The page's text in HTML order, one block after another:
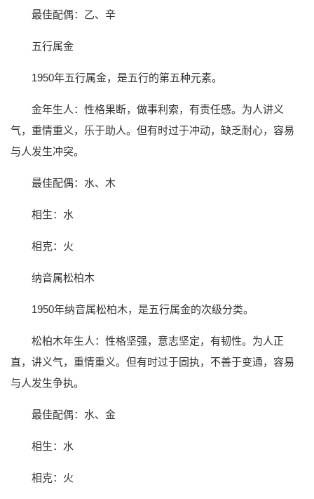
最佳配偶：乙、辛
五行属金
1950年五行属金，是五行的第五种元素。
金年生人：性格果断，做事利索，有责任感。为人讲义
气，重情重义，乐于助人。但有时过于冲动，缺乏耐心，容易
与人发生冲突。
最佳配偶：水、木
相生：水
相克：火
纳音属松柏木
1950年纳音属松柏木，是五行属金的次级分类。
松柏木年生人：性格坚强，意志坚定，有韧性。为人正
直，讲义气，重情重义。但有时过于固执，不善于变通，容易
与人发生争执。
最佳配偶：水、金
相生：水
相克：火